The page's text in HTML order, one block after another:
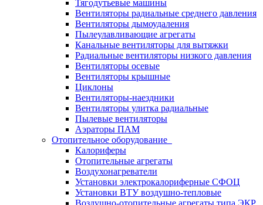
Тягодутьевые машины
Вентиляторы радиальные среднего давления
Вентиляторы дымоудаления
Пылеулавливающие агрегаты
Канальные вентиляторы для вытяжки
Радиальные вентиляторы низкого давления
Вентиляторы осевые
Вентиляторы крышные
Циклоны
Вентиляторы-наездники
Вентиляторы улитка радиальные
Пылевые вентиляторы
Аэраторы ПАМ
Отопительное оборудование
Калориферы
Отопительные агрегаты
Воздухонагреватели
Установки электрокалориферные СФОЦ
Установки ВТУ воздушно-тепловые
Воздушно-отопительные агрегаты типа ЭКР